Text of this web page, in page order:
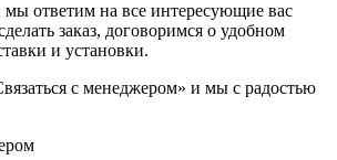
ответим на все интересующие вас
заказ, договоримся о удобном
и установки.
с менеджером» и мы с радостью